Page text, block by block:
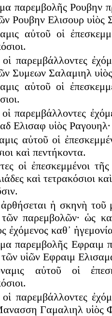
παρεμβολῆς Ρουβην
Ρουβην Ελισουρ υἱὸς
αὐτοῦ οἱ
οἱ παρεμβάλλοντες
Συμεων Σαλαμιηλ
αὐτοῦ οἱ
οἱ παρεμβάλλοντες
Ελισαφ υἱὸς Ραγουηλ·
αὐτοῦ οἱ
καὶ πεντήκοντα.
οἱ ἐπεσκεμμένοι
καὶ τετρακόσιοι
ἡ σκηνὴ τοῦ
παρεμβολῶν· ὡς
ἐχόμενος καθ᾽
παρεμβολῆς Εφραιμ
υἱῶν Εφραιμ
αὐτοῦ οἱ
οἱ παρεμβάλλοντες
Γαμαλιηλ υἱὸς